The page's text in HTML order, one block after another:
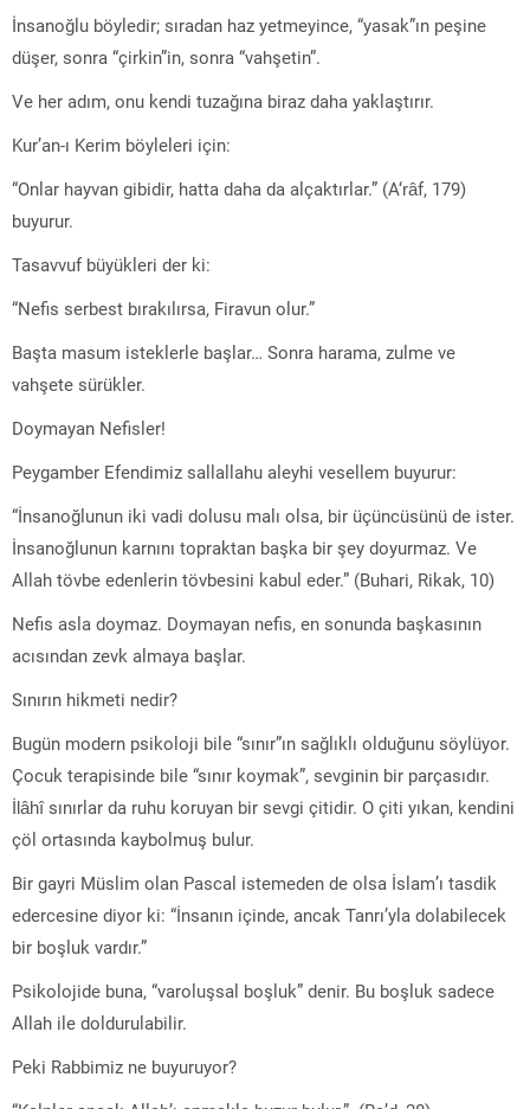
İnsanoğlu böyledir; sıradan haz yetmeyince, “yasak”ın peşine
düşer, sonra “çirkin”in, sonra “vahşetin”.
Ve her adım, onu kendi tuzağına biraz daha yaklaştırır.
Kur’an-ı Kerim böyleleri için:
“Onlar hayvan gibidir, hatta daha da alçaktırlar.” (A‘râf, 179)
buyurur.
Tasavvuf büyükleri der ki:
“Nefis serbest bırakılırsa, Firavun olur.”
Başta masum isteklerle başlar… Sonra harama, zulme ve
vahşete sürükler.
Doymayan Nefisler!
Peygamber Efendimiz sallallahu aleyhi vesellem buyurur:
“İnsanoğlunun iki vadi dolusu malı olsa, bir üçüncüsünü de ister.
İnsanoğlunun karnını topraktan başka bir şey doyurmaz. Ve
Allah tövbe edenlerin tövbesini kabul eder.” (Buhari, Rikak, 10)
Nefis asla doymaz. Doymayan nefis, en sonunda başkasının
acısından zevk almaya başlar.
Sınırın hikmeti nedir?
Bugün modern psikoloji bile “sınır”ın sağlıklı olduğunu söylüyor.
Çocuk terapisinde bile “sınır koymak”, sevginin bir parçasıdır.
İlâhî sınırlar da ruhu koruyan bir sevgi çitidir. O çiti yıkan, kendini
çöl ortasında kaybolmuş bulur.
Bir gayri Müslim olan Pascal istemeden de olsa İslam’ı tasdik
edercesine diyor ki: “İnsanın içinde, ancak Tanrı’yla dolabilecek
bir boşluk vardır.”
Psikolojide buna, “varoluşsal boşluk” denir. Bu boşluk sadece
Allah ile doldurulabilir.
Peki Rabbimiz ne buyuruyor?